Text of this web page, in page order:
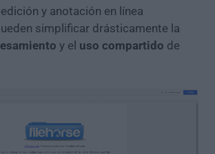
y anotación en línea
simplificar drásticamente la
y el uso compartido de